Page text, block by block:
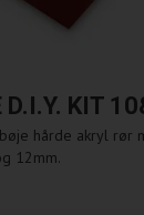
D.I.Y. KIT
hårde akryl rør
12mm.